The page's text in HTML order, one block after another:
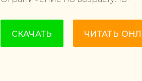
СКАЧАТЬ ЧИТАТЬ